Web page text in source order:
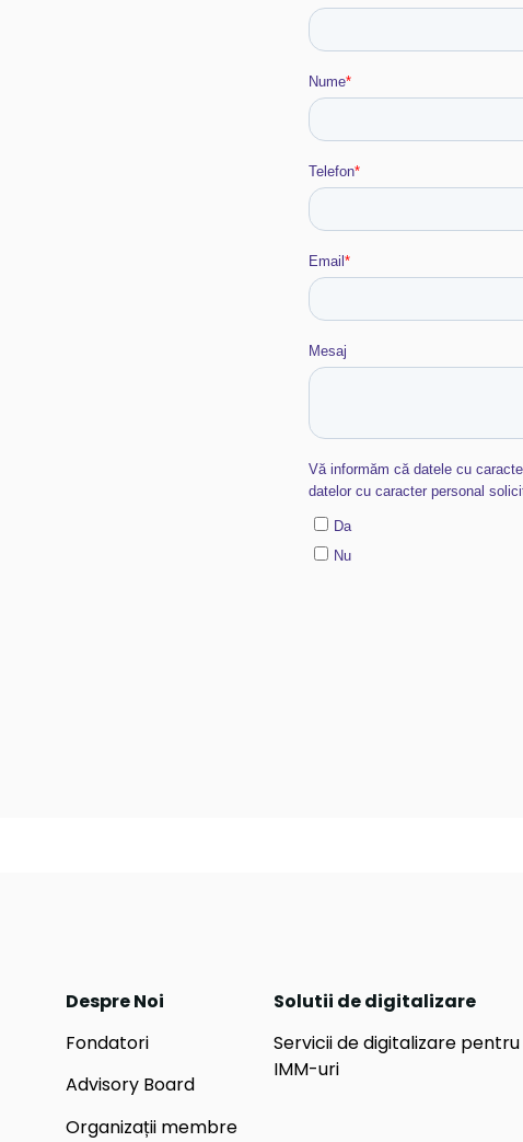
Despre Noi
Fondatori
Advisory Board
Organizații membre
Solutii de digitalizare
Servicii de digitalizare pentru
IMM-uri